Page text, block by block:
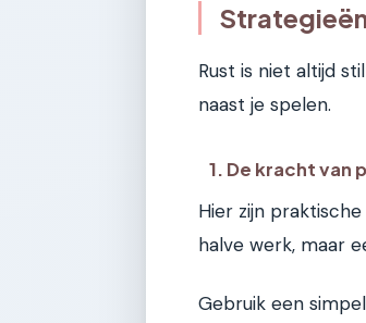
Rust is niet altijd
naast je spelen.
1. De kracht van
Hier zijn
halve werk, maar
Gebruik een